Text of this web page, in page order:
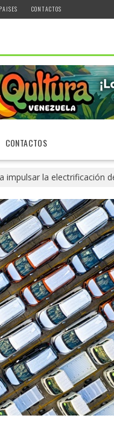
PAISES CONTACTOS
CONTACTOS
impulsar la electrificación